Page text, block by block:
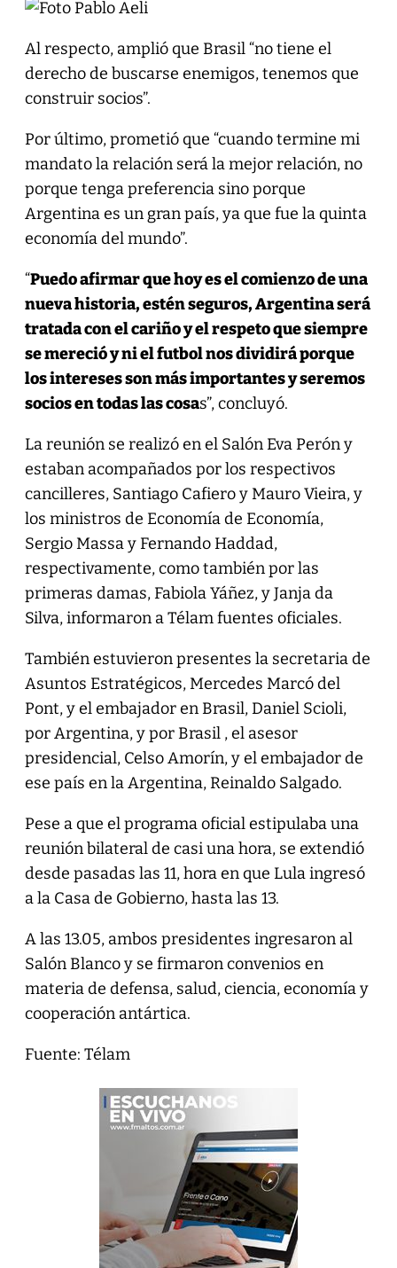
Al respecto, amplió que Brasil “no tiene el
derecho de buscarse enemigos, tenemos que
construir socios”.
Por último, prometió que “cuando termine mi
mandato la relación será la mejor relación, no
porque tenga preferencia sino porque
Argentina es un gran país, ya que fue la quinta
economía del mundo”.
“Puedo afirmar que hoy es el comienzo de una
nueva historia, estén seguros, Argentina será
tratada con el cariño y el respeto que siempre
se mereció y ni el futbol nos dividirá porque
los intereses son más importantes y seremos
socios en todas las cosas”, concluyó.
La reunión se realizó en el Salón Eva Perón y
estaban acompañados por los respectivos
cancilleres, Santiago Cafiero y Mauro Vieira, y
los ministros de Economía de Economía,
Sergio Massa y Fernando Haddad,
respectivamente, como también por las
primeras damas, Fabiola Yáñez, y Janja da
Silva, informaron a Télam fuentes oficiales.
También estuvieron presentes la secretaria de
Asuntos Estratégicos, Mercedes Marcó del
Pont, y el embajador en Brasil, Daniel Scioli,
por Argentina, y por Brasil , el asesor
presidencial, Celso Amorín, y el embajador de
ese país en la Argentina, Reinaldo Salgado.
Pese a que el programa oficial estipulaba una
reunión bilateral de casi una hora, se extendió
desde pasadas las 11, hora en que Lula ingresó
a la Casa de Gobierno, hasta las 13.
A las 13.05, ambos presidentes ingresaron al
Salón Blanco y se firmaron convenios en
materia de defensa, salud, ciencia, economía y
cooperación antártica.
Fuente: Télam